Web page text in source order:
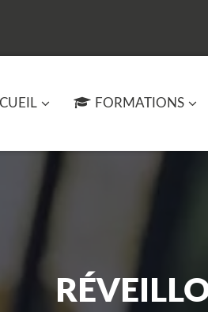
FORMATIONS